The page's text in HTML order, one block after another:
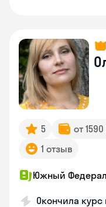
5 от
1 отзыв
Южный
Окончила